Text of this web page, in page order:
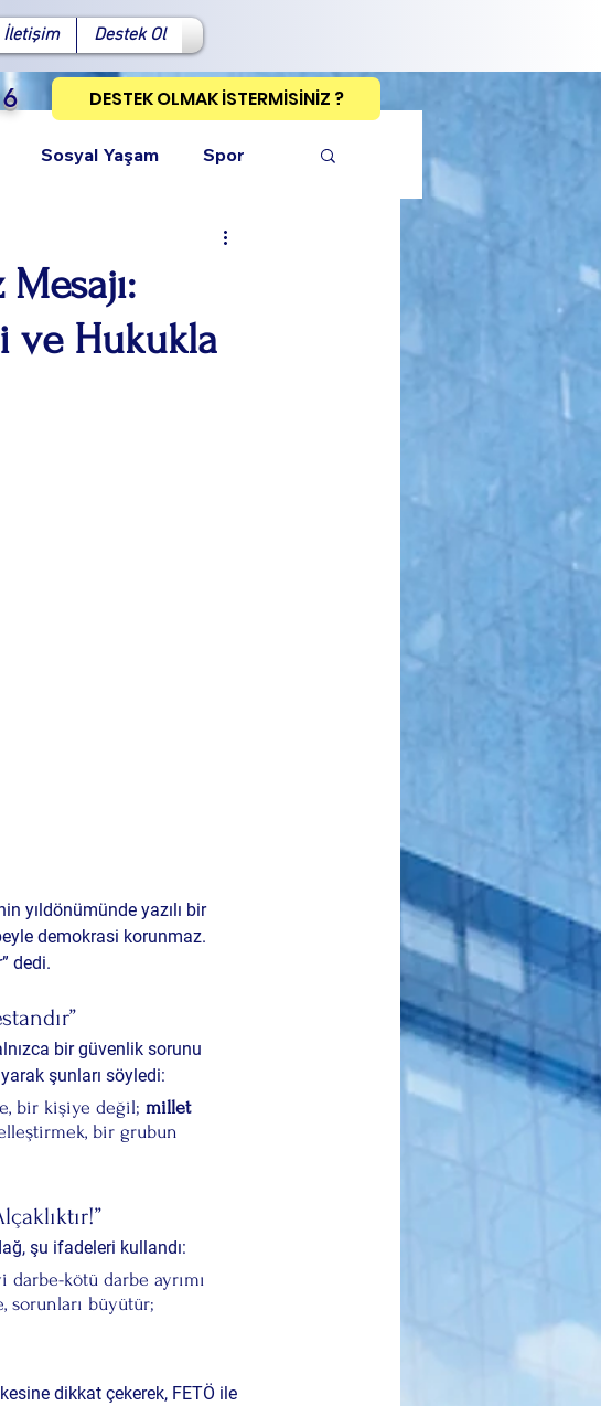
İletişim Destek Ol
DESTEK OLMAK İSTERMİSİNİZ ?
PinterestBağlantıyı Kopyala
Sosyal Yaşam Spor
ve Hukukla
yıldönümünde yazılı bir
demokrasi korunmaz.
dedi.
bir güvenlik sorunu
şunları söyledi:
bir kişiye değil; millet
bir grubun
şu ifadeleri kullandı:
kötü darbe ayrımı
sorunları büyütür;
dikkat çekerek, FETÖ ile